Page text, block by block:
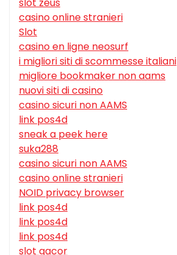
casino online stranieri
Slot
casino en ligne neosurf
i migliori siti di scommesse italiani
migliore bookmaker non aams
nuovi siti di casino
casino sicuri non AAMS
link pos4d
sneak a peek here
suka288
casino sicuri non AAMS
casino online stranieri
NOID privacy browser
link pos4d
link pos4d
link pos4d
slot gacor